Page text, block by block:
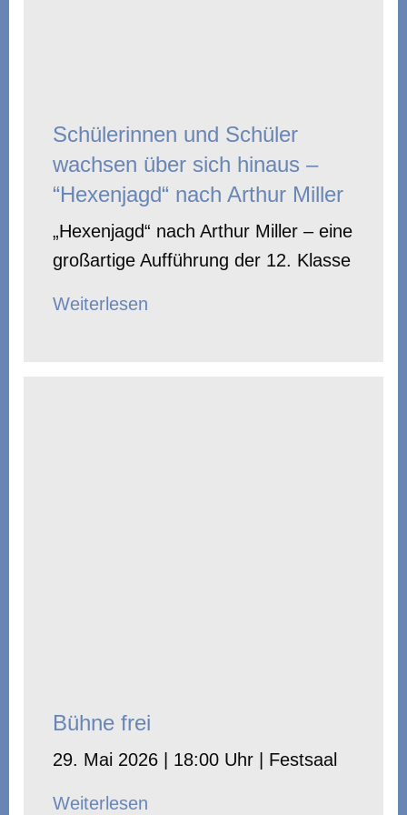
Schülerinnen und Schüler
wachsen über sich hinaus –
“Hexenjagd“ nach Arthur Miller
„Hexenjagd“ nach Arthur Miller – eine
großartige Aufführung der 12. Klasse
Weiterlesen
Bühne frei
29. Mai 2026 | 18:00 Uhr | Festsaal
Weiterlesen